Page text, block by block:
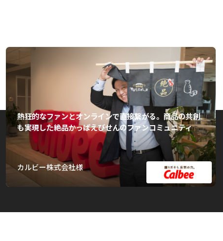
・Commune for Work
熱狂的なファンとオンラインで直接繋がる。商品の共創
も実現した絶品かっぱえびせんのファンコミュニティ
カルビー株式会社様